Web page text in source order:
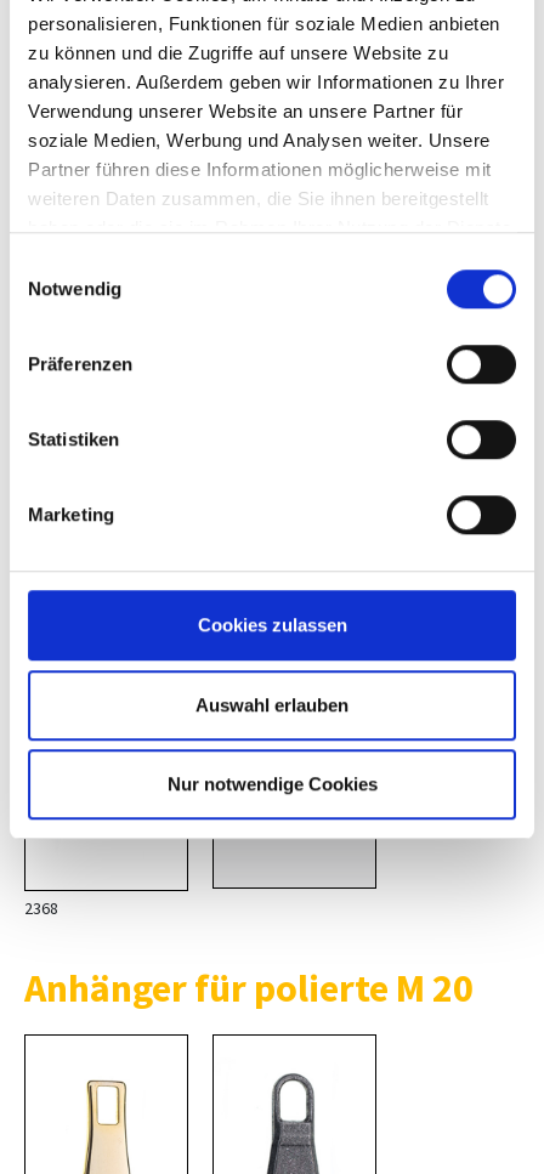
personalisieren, Funktionen für soziale Medien anbieten
zu können und die Zugriffe auf unsere Website zu
analysieren. Außerdem geben wir Informationen zu Ihrer
Verwendung unserer Website an unsere Partner für
soziale Medien, Werbung und Analysen weiter. Unsere
Partner führen diese Informationen möglicherweise mit
weiteren Daten zusammen, die Sie ihnen bereitgestellt
haben oder die sie im Rahmen Ihrer Nutzung der Dienste
Notwendig
Präferenzen
Statistiken
Marketing
Cookies zulassen
Auswahl erlauben
Nur notwendige Cookies
9480 9567
1577
2368
Alle
anzeigen
Anhänger für polierte M 20